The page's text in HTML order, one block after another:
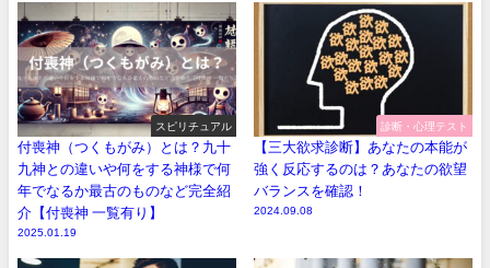
スピリチュアル
付喪神（つくもがみ）とは？九十
九神との違いや何をする神様で何
年でなるか最古のものなど完全紹
介【付喪神 一覧有り】
2025.01.19
診断・心理テスト
【三大欲求診断】あなたの本能が
強く反応するのは？あなたの欲望
バランスを確認！
2024.09.08